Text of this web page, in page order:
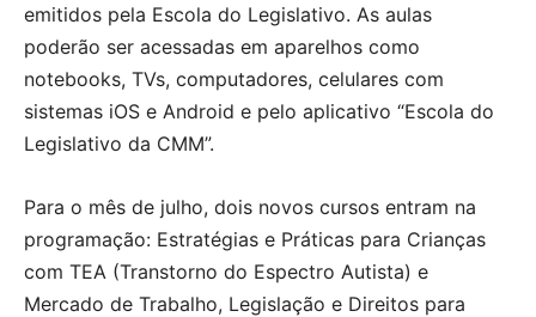
emitidos pela Escola do Legislativo. As aulas
poderão ser acessadas em aparelhos como
notebooks, TVs, computadores, celulares com
sistemas iOS e Android e pelo aplicativo “Escola do
Legislativo da CMM”.
Para o mês de julho, dois novos cursos entram na
programação: Estratégias e Práticas para Crianças
com TEA (Transtorno do Espectro Autista) e
Mercado de Trabalho, Legislação e Direitos para